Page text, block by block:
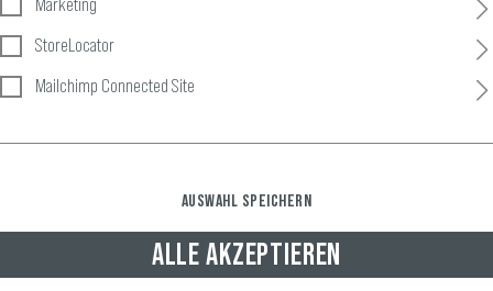
Marketing
StoreLocator
Mailchimp Connected Site
AUSWAHL SPEICHERN
ALLE AKZEPTIEREN